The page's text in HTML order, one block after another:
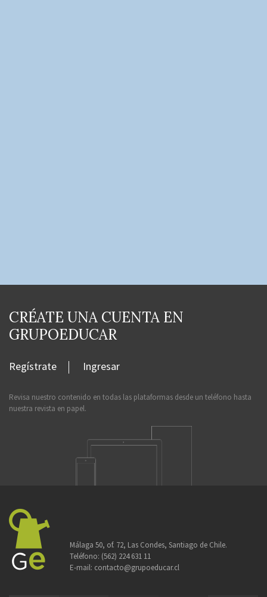
CRÉATE UNA CUENTA EN
GRUPOEDUCAR
Regístrate Ingresar
Revisa nuestro contenido en todas las plataformas desde un teléfono hasta
nuestra revista en papel.
Málaga 50, of. 72, Las Condes, Santiago de Chile.
Teléfono: (562) 224 631 11
E-mail: contacto@grupoeducar.cl